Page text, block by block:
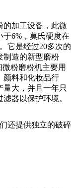
的加工设备，此微
6%，莫氏硬度在
它是经过20多次的
制造的新型磨粉
粉磨粉机主要用
颜料和化妆品行
量大，并且一年只
器以保护环境。
还提供独立的破碎